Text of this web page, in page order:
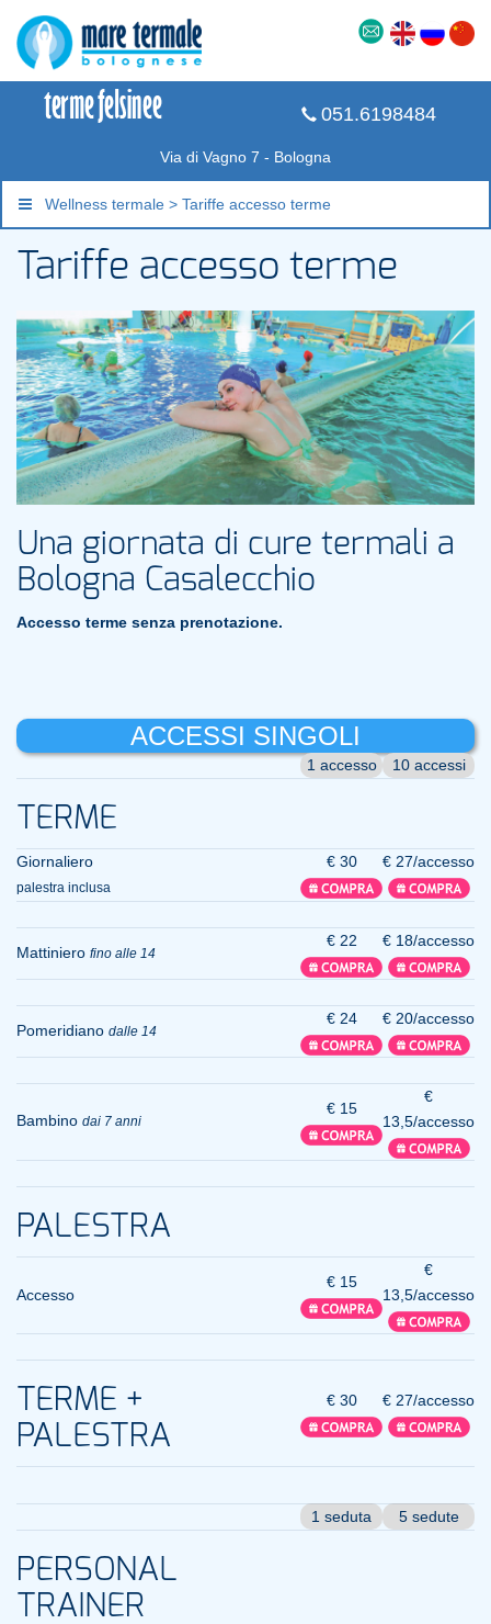
051.6198484
Via di Vagno 7 - Bologna
Wellness termale > Tariffe accesso terme
Tariffe accesso terme
Una giornata di cure termali a
Bologna Casalecchio
Accesso terme senza prenotazione.
ACCESSI SINGOLI
1 accesso 10 accessi
TERME
Giornaliero
palestra inclusa
€ 30 € 27/accesso
Mattiniero fino alle 14
€ 22 € 18/accesso
Pomeridiano dalle 14
€ 24 € 20/accesso
Bambino dai 7 anni
€ 15
€
13,5/accesso
PALESTRA
Accesso
€ 15
€
13,5/accesso
TERME +
PALESTRA
€ 30 € 27/accesso
1 seduta 5 sedute
PERSONAL
TRAINER